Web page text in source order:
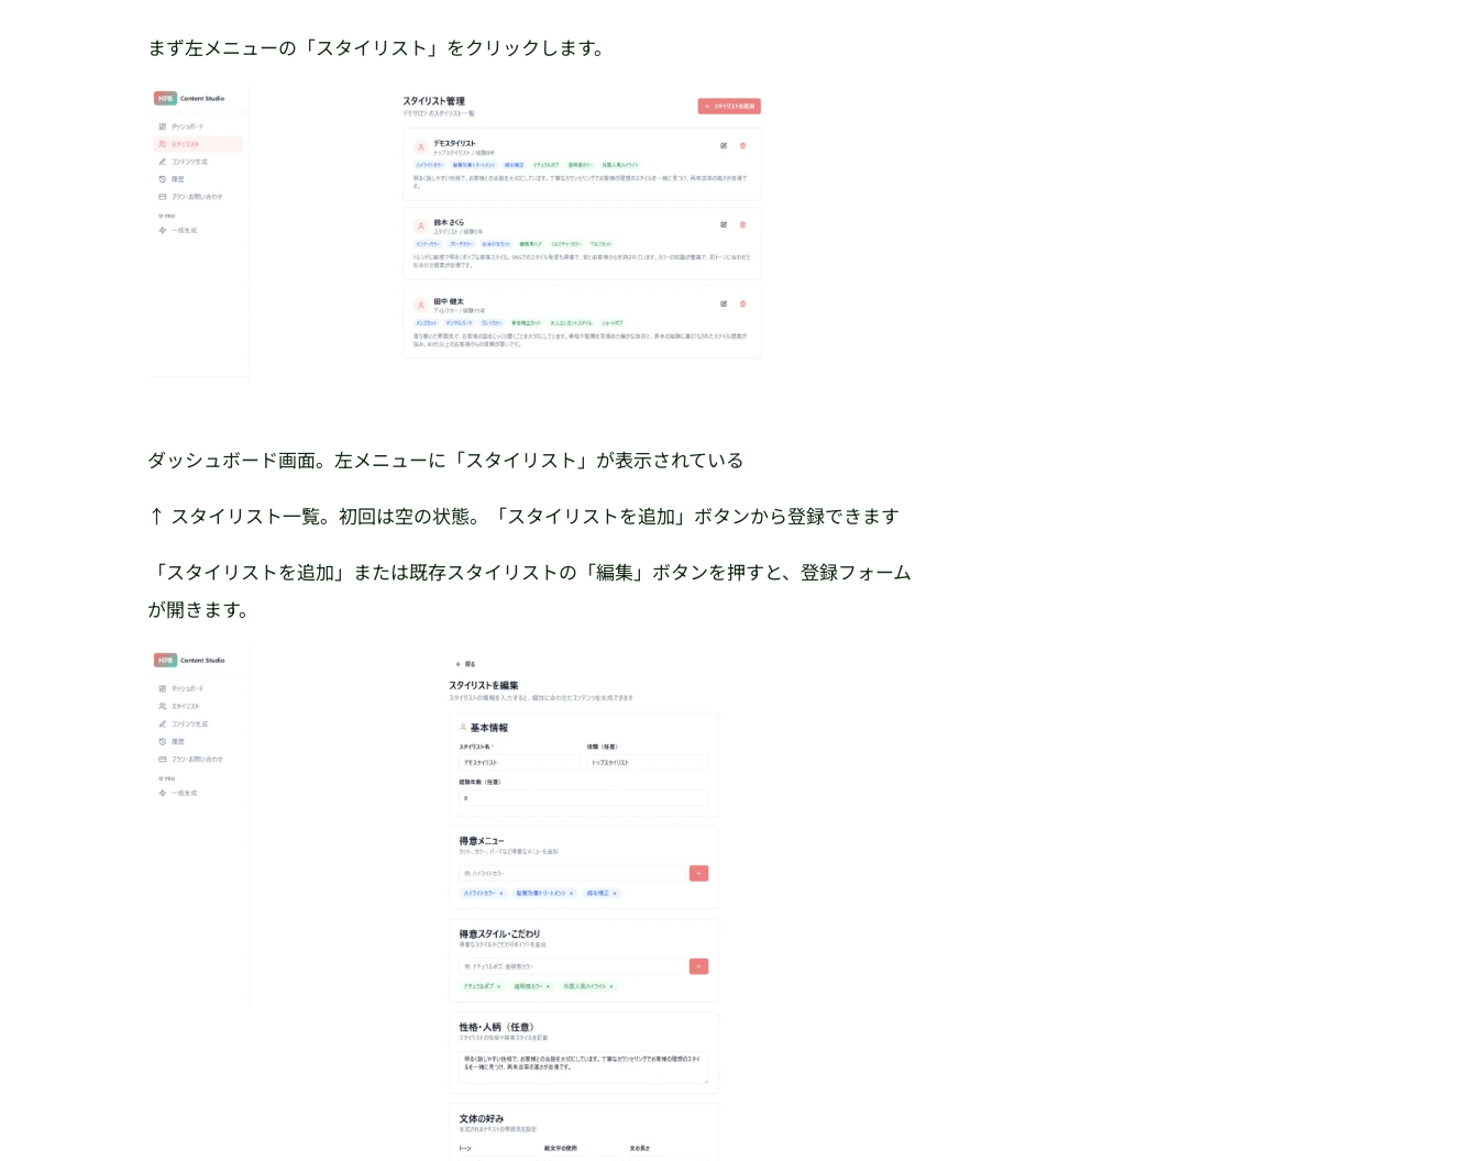
まず左メニューの「スタイリスト」をクリックします。
ダッシュボード画面。左メニューに「スタイリスト」が表示されている
↑ スタイリスト一覧。初回は空の状態。「スタイリストを追加」ボタンから登録できます
「スタイリストを追加」または既存スタイリストの「編集」ボタンを押すと、登録フォーム
が開きます。